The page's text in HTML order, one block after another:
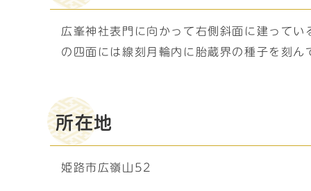
広峯神社表門に向かって右側斜面に建って
の四面には線刻月輪内に胎蔵界の種子を刻ん
所在地
姫路市広嶺山52